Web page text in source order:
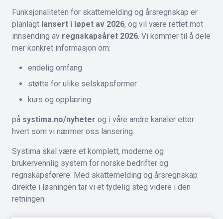
Funksjonaliteten for skattemelding og årsregnskap er
planlagt lansert i løpet av 2026, og vil være rettet mot
innsending av regnskapsåret 2026. Vi kommer til å dele
mer konkret informasjon om:
endelig omfang
støtte for ulike selskapsformer
kurs og opplæring
på systima.no/nyheter og i våre andre kanaler etter
hvert som vi nærmer oss lansering.
Systima skal være et komplett, moderne og
brukervennlig system for norske bedrifter og
regnskapsførere. Med skattemelding og årsregnskap
direkte i løsningen tar vi et tydelig steg videre i den
retningen.